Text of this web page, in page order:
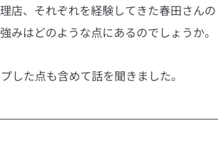
店、それぞれを経験してきた春田さんの
みはどのような点にあるのでしょうか。
した点も含めて話を聞きました。